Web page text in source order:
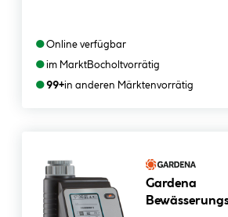
●Online verfügbar
●im MarktBocholtvorrätig
●99+in anderen Märktenvorrätig
Gardena